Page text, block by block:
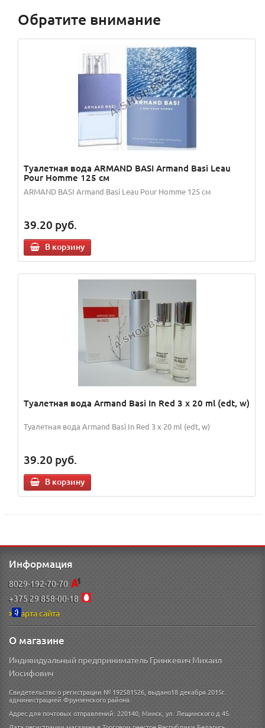
Обратите внимание
Туалетная вода ARMAND BASI Armand Basi Leau
Pour Homme 125 см
ARMAND BASI Armand Basi Leau Pour Homme 125 см
39.20 руб.
В корзину
Туалетная вода Armand Basi In Red 3 x 20 ml (edt, w)
Туалетная вода Armand Basi In Red 3 x 20 ml (edt, w)
39.20 руб.
В корзину
Информация
8029-192-70-70
+375 29 858-00-18
Карта сайта
О магазине
Индивидуальный предприниматель Гринкевич Михаил
Иосифович
Свидетельство о регистрации № 192581526, выдано18 декабря 2015г.
администрацией Фрунзенского района.
Адрес для почтовых отправлений: 220140, Минск, ул. Лещинского д 45.